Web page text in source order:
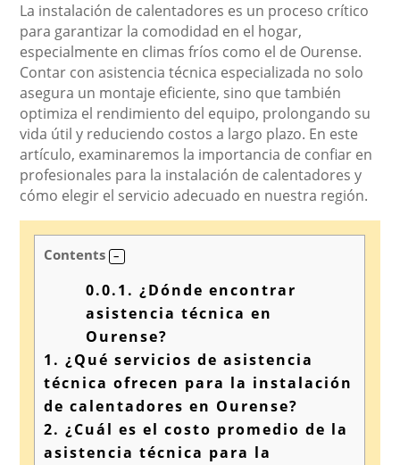
La instalación de calentadores es un proceso crítico
para garantizar la comodidad en el hogar,
especialmente en climas fríos como el de Ourense.
Contar con asistencia técnica especializada no solo
asegura un montaje eficiente, sino que también
optimiza el rendimiento del equipo, prolongando su
vida útil y reduciendo costos a largo plazo. En este
artículo, examinaremos la importancia de confiar en
profesionales para la instalación de calentadores y
cómo elegir el servicio adecuado en nuestra región.
Contents
0.0.1. ¿Dónde encontrar
asistencia técnica en
Ourense?
1. ¿Qué servicios de asistencia
técnica ofrecen para la instalación
de calentadores en Ourense?
2. ¿Cuál es el costo promedio de la
asistencia técnica para la